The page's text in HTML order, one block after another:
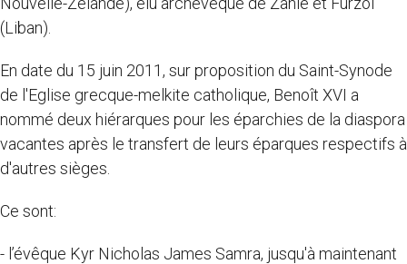
(Liban).
En date du 15 juin 2011, sur proposition du Saint-Synode
de l'Eglise grecque-melkite catholique, Benoît XVI a
nommé deux hiérarques pour les éparchies de la diaspora
vacantes après le transfert de leurs éparques respectifs à
d'autres sièges.
Ce sont:
- l’évêque Kyr Nicholas James Samra, jusqu'à maintenant